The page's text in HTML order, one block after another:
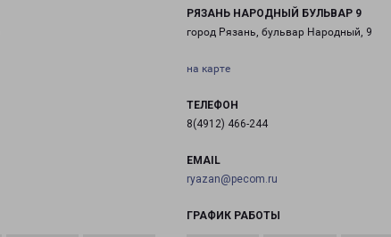
РЯЗАНЬ НАРОДНЫЙ БУЛЬВАР 9
город Рязань, бульвар Народный, 9
на карте
ТЕЛЕФОН
8(4912) 466-244
EMAIL
ryazan@pecom.ru
ГРАФИК РАБОТЫ